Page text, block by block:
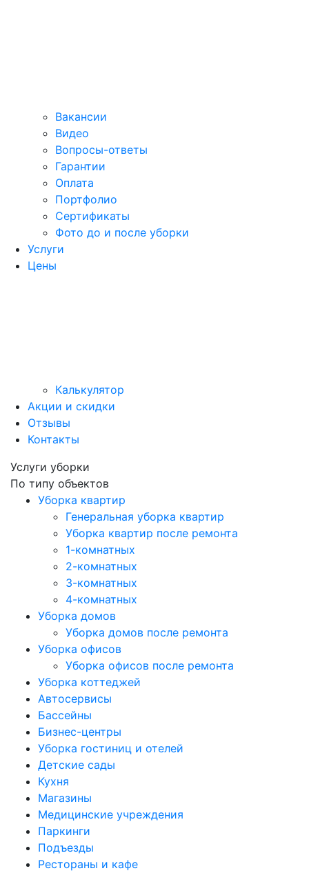
Вакансии
Видео
Вопросы-ответы
Гарантии
Оплата
Портфолио
Сертификаты
Фото до и после уборки
Услуги
Цены
Калькулятор
Акции и скидки
Отзывы
Контакты
Услуги уборки
По типу объектов
Уборка квартир
Генеральная уборка квартир
Уборка квартир после ремонта
1-комнатных
2-комнатных
3-комнатных
4-комнатных
Уборка домов
Уборка домов после ремонта
Уборка офисов
Уборка офисов после ремонта
Уборка коттеджей
Автосервисы
Бассейны
Бизнес-центры
Уборка гостиниц и отелей
Детские сады
Кухня
Магазины
Медицинские учреждения
Паркинги
Подъезды
Рестораны и кафе